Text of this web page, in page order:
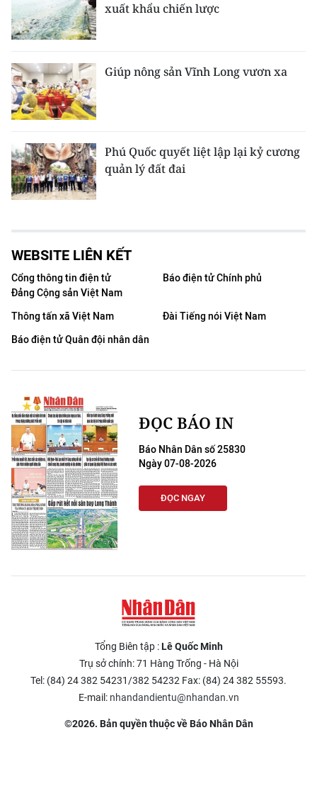
xuất khẩu chiến lược
Giúp nông sản Vĩnh Long vươn xa
Phú Quốc quyết liệt lập lại kỷ cương
quản lý đất đai
WEBSITE LIÊN KẾT
Cổng thông tin điện tử
Đảng Cộng sản Việt Nam
Báo điện tử Chính phủ
Thông tấn xã Việt Nam
Đài Tiếng nói Việt Nam
Báo điện tử Quân đội nhân dân
ĐỌC BÁO IN
Báo Nhân Dân số 25830
Ngày 07-08-2026
ĐỌC NGAY
Tổng Biên tập :Lê Quốc Minh
Trụ sở chính: 71 Hàng Trống - Hà Nội
Tel: (84) 24 382 54231/382 54232 Fax: (84) 24 382 55593.
E-mail: nhandandientu@nhandan.vn
©2026. Bản quyền thuộc về Báo Nhân Dân